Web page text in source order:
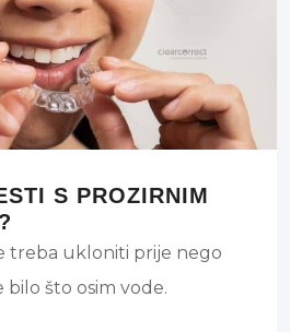
S PROZIRNIM
treba ukloniti prije nego
što osim vode.